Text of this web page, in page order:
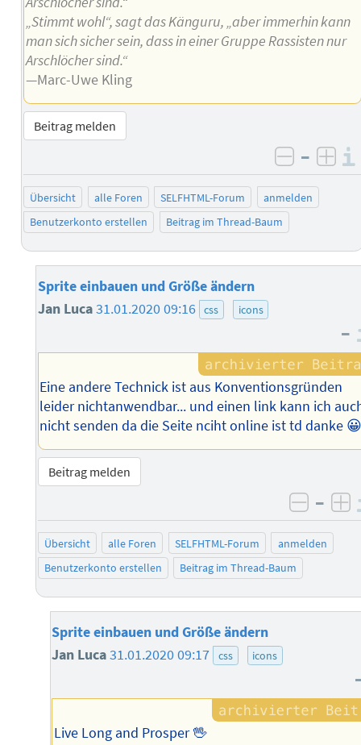
„Stimmt wohl“, sagt das Känguru, „aber immerhin kann
man sich sicher sein, dass in einer Gruppe Rassisten nur
Arschlöcher sind.“
—Marc-Uwe Kling
Beitrag melden
negativ
–
Übersicht alle Foren SELFHTML-Forum
anmelden
Benutzerkonto erstellen
Beitrag im Thread-Baum
Sprite einbauen und Größe ändern
Jan Luca31.01.2020 09:16 css icons
–
Eine andere Technick ist aus Konventionsgründen
leider nichtanwendbar... und einen link kann ich
nicht senden da die Seite nciht online ist td danke
Beitrag melden
–
Übersicht alle Foren SELFHTML-Forum
anmelden
Benutzerkonto erstellen
Beitrag im Thread-Baum
Sprite einbauen und Größe ändern
Jan Luca31.01.2020 09:17 css icons
Live Long and Prosper 🖖